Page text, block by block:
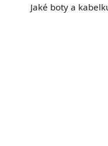
Jaké boty a